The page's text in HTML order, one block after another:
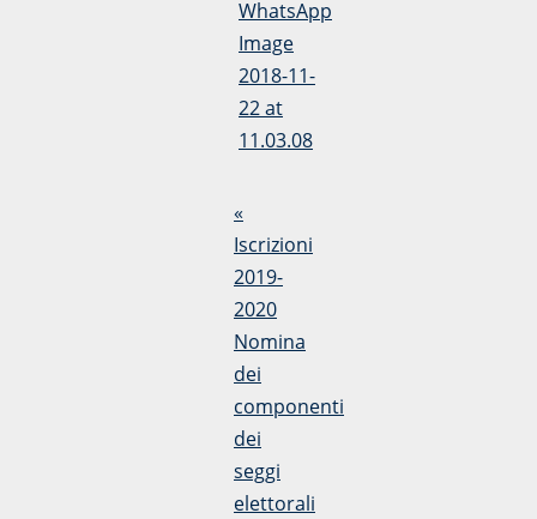
«
Iscrizioni
2019-
2020
Nomina
dei
componenti
dei
seggi
elettorali